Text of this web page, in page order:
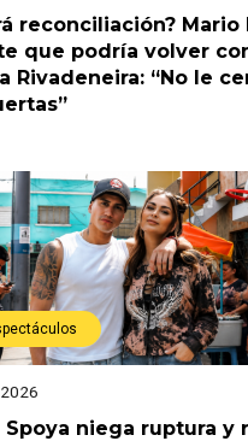
reconciliación? Mario
que podría volver
Rivadeneira: “No le
Spoya niega ruptura y